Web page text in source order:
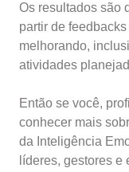
Os resultados são
partir de
melhorando,
atividades
Então se você,
conhecer mais
da Inteligência
líderes, gestores